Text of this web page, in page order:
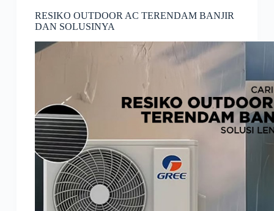
RESIKO OUTDOOR AC TERENDAM BANJIR
DAN SOLUSINYA